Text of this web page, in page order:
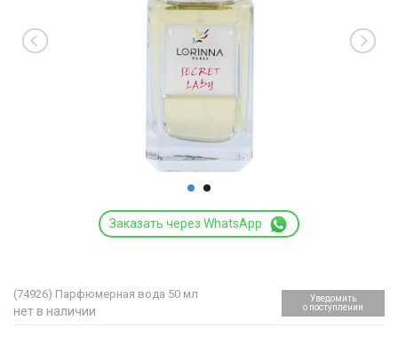
Заказать через WhatsApp
(74926) Парфюмерная вода 50 мл
нет в наличии
Уведомить
о поступлении